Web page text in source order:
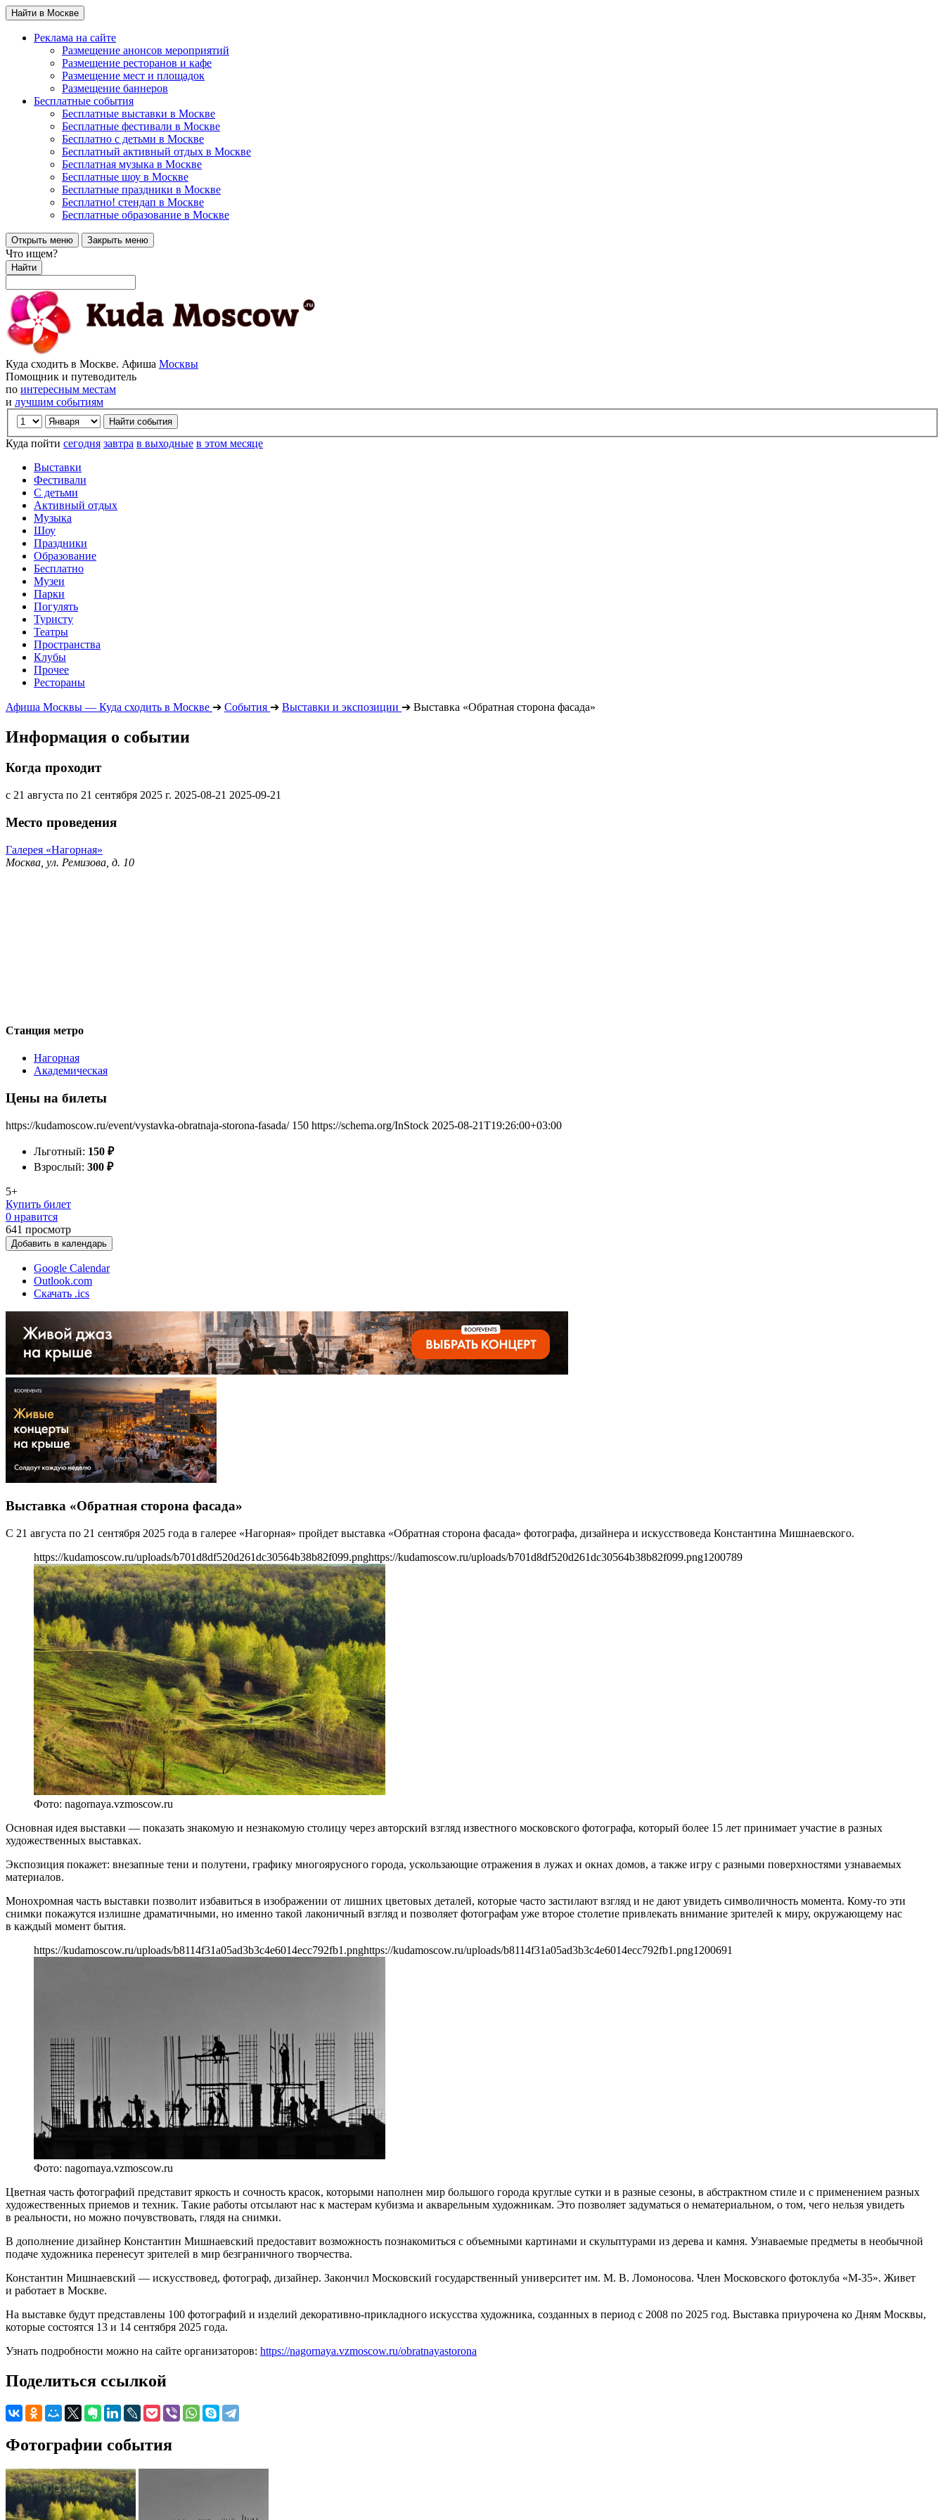
Найти в Москве
Реклама на сайте
Размещение анонсов мероприятий
Размещение ресторанов и кафе
Размещение мест и площадок
Размещение баннеров
Бесплатные события
Бесплатные выставки в Москве
Бесплатные фестивали в Москве
Бесплатно с детьми в Москве
Бесплатный активный отдых в Москве
Бесплатная музыка в Москве
Бесплатные шоу в Москве
Бесплатные праздники в Москве
Бесплатно! стендап в Москве
Бесплатные образование в Москве
Открыть меню Закрыть меню
Что ищем?
Найти
Куда сходить в Москве. Афиша Москвы
Помощник и путеводитель
по интересным местам
и лучшим событиям
Куда пойти сегодня завтра в выходные в этом месяце
Выставки
Фестивали
С детьми
Активный отдых
Музыка
Шоу
Праздники
Образование
Бесплатно
Музеи
Парки
Погулять
Туристу
Театры
Пространства
Клубы
Прочее
Рестораны
Афиша Москвы — Куда сходить в Москве ➔ События ➔ Выставки и экспозиции ➔ Выставка «Обратная сторона фасада»
Информация о событии
Когда проходит
с 21 августа по 21 сентября 2025 г. 2025-08-21 2025-09-21
Место проведения
Галерея «Нагорная»
Москва, ул. Ремизова, д. 10
Станция метро
Нагорная
Академическая
Цены на билеты
https://kudamoscow.ru/event/vystavka-obratnaja-storona-fasada/ 150 https://schema.org/InStock 2025-08-21T19:26:00+03:00
Льготный: 150 ₽
Взрослый: 300 ₽
5+
Купить билет
0 нравится
641 просмотр
Добавить в календарь
Google Calendar
Outlook.com
Скачать .ics
Выставка «Обратная сторона фасада»
С 21 августа по 21 сентября 2025 года в галерее «Нагорная» пройдет выставка «Обратная сторона фасада» фотографа, дизайнера и искусствоведа Константина Мишнаевского.
https://kudamoscow.ru/uploads/b701d8df520d261dc30564b38b82f099.pnghttps://kudamoscow.ru/uploads/b701d8df520d261dc30564b38b82f099.png1200789
Фото: nagornaya.vzmoscow.ru
Основная идея выставки — показать знакомую и незнакомую столицу через авторский взгляд известного московского фотографа, который более 15 лет принимает участие в разных
художественных выставках.
Экспозиция покажет: внезапные тени и полутени, графику многоярусного города, ускользающие отражения в лужах и окнах домов, а также игру с разными поверхностями узнаваемых
материалов.
Монохромная часть выставки позволит избавиться в изображении от лишних цветовых деталей, которые часто застилают взгляд и не дают увидеть символичность момента. Кому-то эти
снимки покажутся излишне драматичными, но именно такой лаконичный взгляд и позволяет фотографам уже второе столетие привлекать внимание зрителей к миру, окружающему нас
в каждый момент бытия.
https://kudamoscow.ru/uploads/b8114f31a05ad3b3c4e6014ecc792fb1.pnghttps://kudamoscow.ru/uploads/b8114f31a05ad3b3c4e6014ecc792fb1.png1200691
Фото: nagornaya.vzmoscow.ru
Цветная часть фотографий представит яркость и сочность красок, которыми наполнен мир большого города круглые сутки и в разные сезоны, в абстрактном стиле и с применением разных
художественных приемов и техник. Такие работы отсылают нас к мастерам кубизма и акварельным художникам. Это позволяет задуматься о нематериальном, о том, чего нельзя увидеть
в реальности, но можно почувствовать, глядя на снимки.
В дополнение дизайнер Константин Мишнаевский предоставит возможность познакомиться с объемными картинами и скульптурами из дерева и камня. Узнаваемые предметы в необычной
подаче художника перенесут зрителей в мир безграничного творчества.
Константин Мишнаевский — искусствовед, фотограф, дизайнер. Закончил Московский государственный университет им. М. В. Ломоносова. Член Московского фотоклуба «М-35». Живет
и работает в Москве.
На выставке будут представлены 100 фотографий и изделий декоративно-прикладного искусства художника, созданных в период с 2008 по 2025 год. Выставка приурочена ко Дням Москвы,
которые состоятся 13 и 14 сентября 2025 года.
Узнать подробности можно на сайте организаторов: https://nagornaya.vzmoscow.ru/obratnayastorona
Поделиться ссылкой
Фотографии события